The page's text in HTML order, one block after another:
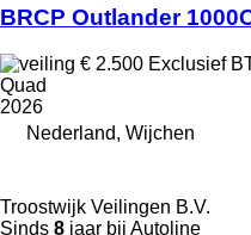
BRCP Outlander
€ 2.500 Exclusief
Quad
2026
Nederland, Wijchen
Troostwijk Veilingen B.V.
Sinds 8 jaar bij Autoline